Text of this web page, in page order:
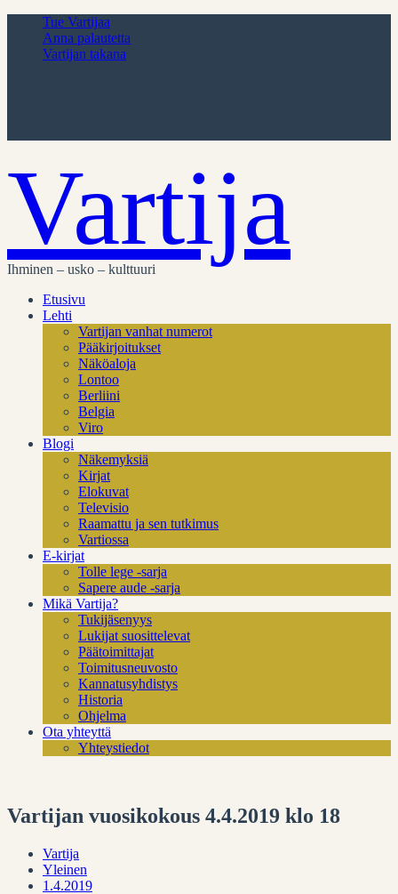
Tue Vartijaa
Anna palautetta
Vartijan takana
Vartija
Ihminen – usko – kulttuuri
Etusivu
Lehti
Vartijan vanhat numerot
Pääkirjoitukset
Näköaloja
Lontoo
Berliini
Belgia
Viro
Blogi
Näkemyksiä
Kirjat
Elokuvat
Televisio
Raamattu ja sen tutkimus
Vartiossa
E-kirjat
Tolle lege -sarja
Sapere aude -sarja
Mikä Vartija?
Tukijäsenyys
Lukijat suosittelevat
Päätoimittajat
Toimitusneuvosto
Kannatusyhdistys
Historia
Ohjelma
Ota yhteyttä
Yhteystiedot
Vartijan vuosikokous 4.4.2019 klo 18
Vartija
Yleinen
1.4.2019